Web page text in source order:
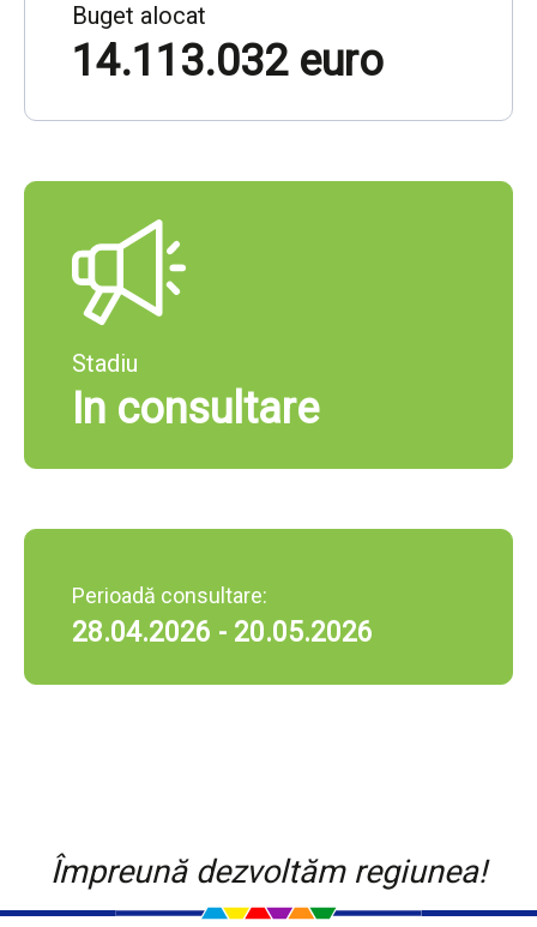
Buget alocat
14.113.032 euro
Stadiu
In consultare
Perioadă consultare:
28.04.2026 - 20.05.2026
Împreună dezvoltăm regiunea!